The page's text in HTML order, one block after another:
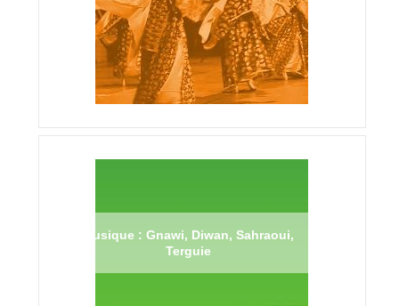
Musique : Gnawi, Diwan, Sahraoui,
Terguie